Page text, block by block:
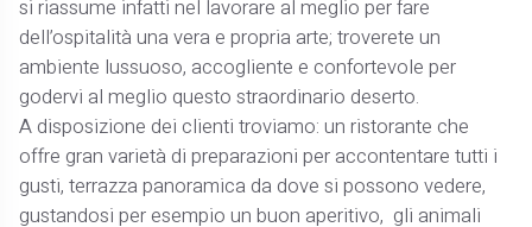
si riassume infatti nel lavorare al meglio per fare
dell’ospitalità una vera e propria arte; troverete un
ambiente lussuoso, accogliente e confortevole per
godervi al meglio questo straordinario deserto.
A disposizione dei clienti troviamo: un ristorante che
offre gran varietà di preparazioni per accontentare tutti i
gusti, terrazza panoramica da dove si possono vedere,
gustandosi per esempio un buon aperitivo, gli animali